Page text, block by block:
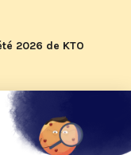
2026 de KTO
pape Léon
sur KTO le